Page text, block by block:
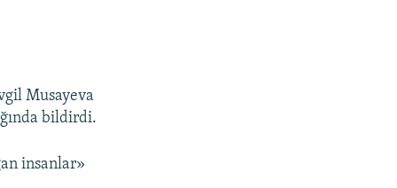
Musayeva
bildirdi.
insanlar»